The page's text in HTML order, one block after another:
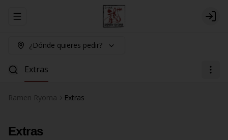
Abrir menu de navegación Login
¿Dónde quieres pedir?
Extras
Ramen Ryoma Extras
Extras